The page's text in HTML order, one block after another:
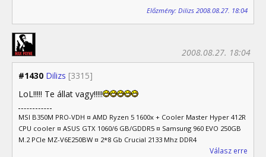
Előzmény: Dilizs 2008.08.27. 18:04
#1430 Dilizs [3315]
2008.08.27. 18:04
LoL!!!!! Te állat vagy!!!!!
MSI B350M PRO-VDH ¤ AMD Ryzen 5 1600x + Cooler Master Hyper 412R
CPU cooler ¤ ASUS GTX 1060/6 GB/GDDR5 ¤ Samsung 960 EVO 250GB
M.2 PCIe MZ-V6E250BW ¤ 2*8 Gb Crucial 2133 Mhz DDR4
Válasz erre